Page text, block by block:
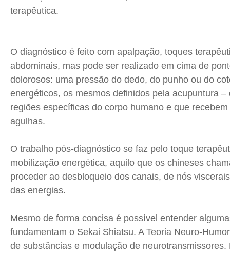
terapêutica.
O diagnóstico é feito com apalpação, toques
abdominais, mas pode ser realizado em cima de
dolorosos: uma pressão do dedo, do punho ou do
energéticos, os mesmos definidos pela acupuntura –
regiões específicas do corpo humano e que
agulhas.
O trabalho pós-diagnóstico se faz pelo toque
mobilização energética, aquilo que os chineses
proceder ao desbloqueio dos canais, de nós
das energias.
Mesmo de forma concisa é possível entender
fundamentam o Sekai Shiatsu. A Teoria Neuro-
de substâncias e modulação de neurotransmissores.